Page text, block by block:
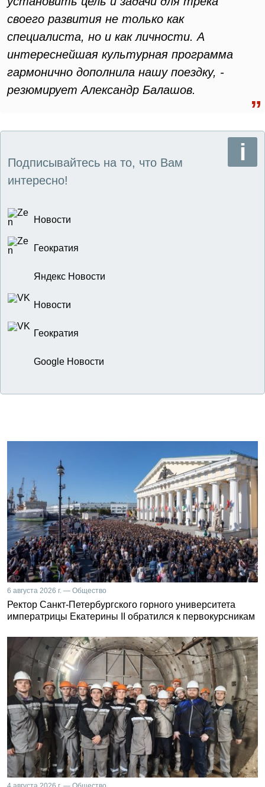
своего развития не только как
специалиста, но и как личности. А
интереснейшая культурная программа
гармонично дополнила нашу поездку, -
резюмирует Александр Балашов.
Подписывайтесь на то, что Вам
интересно!
Новости
Геократия
Яндекс Новости
Новости
Геократия
Google Новости
6 августа 2026 г. — Общество
Ректор Санкт-Петербургского горного университета
императрицы Екатерины II обратился к первокурсникам